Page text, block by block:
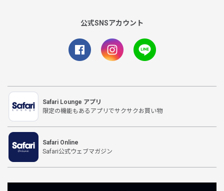
公式SNSアカウント
Safari Lounge アプリ
限定の機能もあるアプリでサクサクお買い物
Safari Online
Safari公式ウェブマガジン